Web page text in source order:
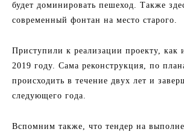
будет доминировать пешеход. Также
современный фонтан на место старого.
Приступили к реализации проекту, как
2019 году. Сама реконструкция, по
происходить в течение двух лет и
следующего года.
Вспомним также, что тендер на